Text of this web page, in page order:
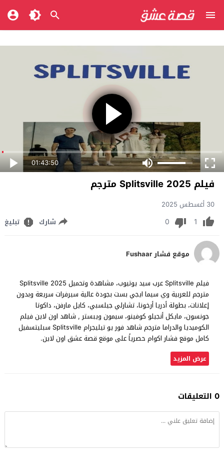
01:43:50
فيلم Splitsville 2025 مترجم
30 أغسطس 2025
1
0 شارك تبليغ
موقع فشار Fushaar
فيلم Splitsville عرب سيد يوتيوب، مشاهدة وتحميل Splitsville 2025
مترجم للعربية وي سيما ايجي بست بجودة عالية سيرفرات سريعة وبدون
إعلانات، بطولة أدريا أرخونا، تشارلي جيلسبي، كايل مارفن، داكوتا
جونسون، مايكل أنجيلو كوفينو، سيمون ويبستر , شاهد اون لاين فيلم
الكوميديا والدراما مترجم شاهد فور يو تيليجرام Splitsville سبليتسفيل
كامل موقع فشار اكوام حصرياً على موقع قصة عشق اون لاين.
عرض المزيد
0 التعليقات